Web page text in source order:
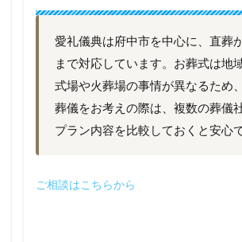
愛礼儀典は府中市を中心に、直葬
まで対応しています。お葬式は地
式場や火葬場の事情が異なるため
葬儀をお考えの際は、複数の葬儀
プラン内容を比較しておくと安心で
ご相談はこちらから